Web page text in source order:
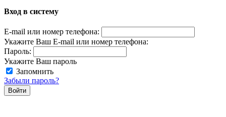
Вход в систему
E-mail или номер телефона:
Укажите Ваш E-mail или номер телефона:
Пароль:
Укажите Ваш пароль
Запомнить
Забыли пароль?